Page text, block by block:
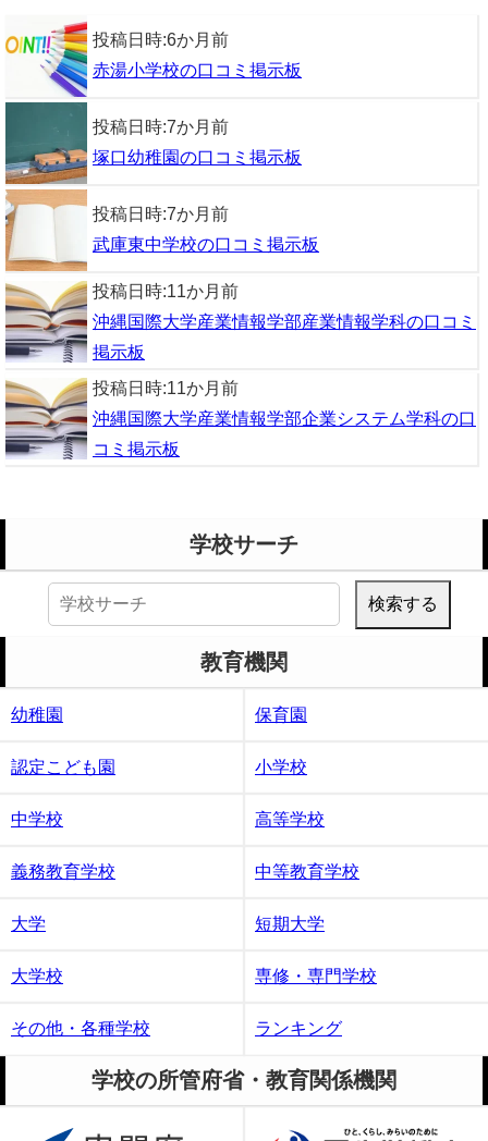
投稿日時:6か月前
赤湯小学校の口コミ掲示板
投稿日時:7か月前
塚口幼稚園の口コミ掲示板
投稿日時:7か月前
武庫東中学校の口コミ掲示板
投稿日時:11か月前
沖縄国際大学産業情報学部産業情報学科の口コミ
掲示板
投稿日時:11か月前
沖縄国際大学産業情報学部企業システム学科の口
コミ掲示板
学校サーチ
検
教育機関
幼稚園 保育園
認定こども園 小学校
中学校 高等学校
義務教育学校 中等教育学校
大学 短期大学
大学校 専修・専門学校
その他・各種学校 ランキング
学校の所管府省・教育関係機関